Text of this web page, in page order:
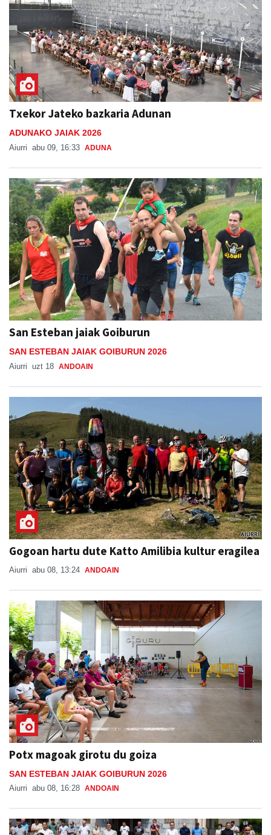
Txekor Jateko bazkaria Adunan
ADUNAKO JAIAK 2026
Aiurri abu 09, 16:33 ADUNA
San Esteban jaiak Goiburun
SAN ESTEBAN JAIAK GOIBURUN 2026
Aiurri uzt 18 ANDOAIN
Gogoan hartu dute Katto Amilibia kultur eragilea
Aiurri abu 08, 13:24 ANDOAIN
Potx magoak girotu du goiza
SAN ESTEBAN JAIAK GOIBURUN 2026
Aiurri abu 08, 16:28 ANDOAIN